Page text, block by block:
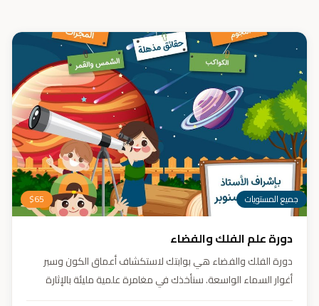
جميع المستويات $65
دورة علم الفلك والفضاء
دورة الفلك والفضاء هي بوابتك لاستكشاف أعماق الكون وسبر
أغوار السماء الواسعة. سنأخذك في مغامرة علمية مليئة بالإثارة